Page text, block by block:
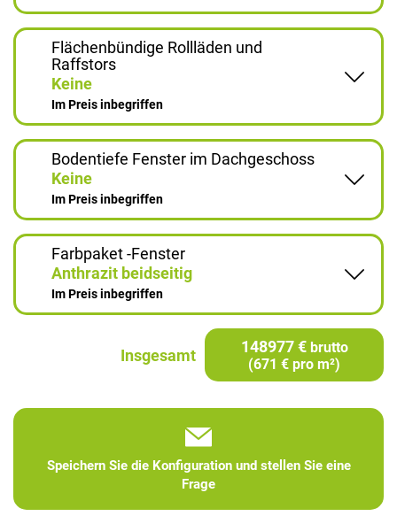
Flächenbündige Rollläden und
Raffstors
Keine
Im Preis inbegriffen
Bodentiefe Fenster im Dachgeschoss
Keine
Im Preis inbegriffen
Farbpaket -Fenster
Anthrazit beidseitig
Im Preis inbegriffen
Insgesamt 148977 € brutto
(671 € pro m²)
Speichern Sie die Konfiguration und stellen Sie eine
Frage